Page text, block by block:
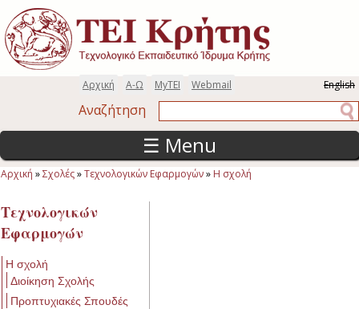
Παράκαμψη προς το κυρίως περιεχόμενο
English
Webmail
MyTEI
Α-Ω
Αρχική
Αναζήτηση
☰ Menu
Αρχική »Σχολές»Τεχνολογικών Εφαρμογών» Η σχολή
Τεχνολογικών
Εφαρμογών
Η σχολή
Διοίκηση Σχολής
Προπτυχιακές Σπουδές